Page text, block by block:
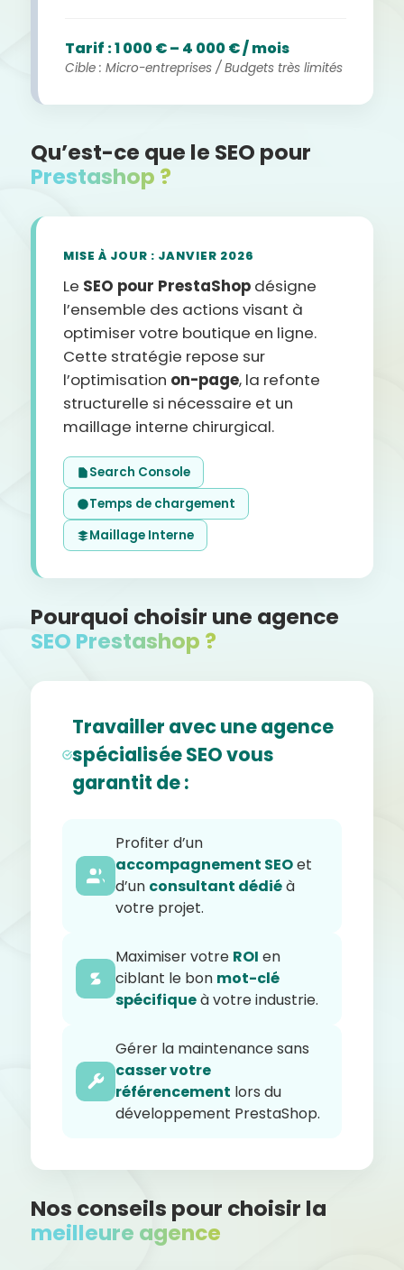
Tarif : 1 000 € – 4 000 € / mois
Cible : Micro-entreprises / Budgets très limités
Qu’est-ce que le SEO pour
Prestashop ?
MISE À JOUR : JANVIER 2026
Le SEO pour PrestaShop désigne
l’ensemble des actions visant à
optimiser votre boutique en ligne.
Cette stratégie repose sur
l’optimisation on-page, la refonte
structurelle si nécessaire et un
maillage interne chirurgical.
Search Console
Temps de chargement
Maillage Interne
Pourquoi choisir une agence
SEO Prestashop ?
Travailler avec une agence
spécialisée SEO vous
garantit de :
Profiter d’un
accompagnement SEOet
d’un consultant dédiéà
votre projet.
Maximiser votre ROI en
ciblant le bon mot-clé
spécifiqueà votre industrie.
Gérer la maintenance sans
casser votre
référencement lors du
développement PrestaShop.
Nos conseils pour choisir la
meilleure agence